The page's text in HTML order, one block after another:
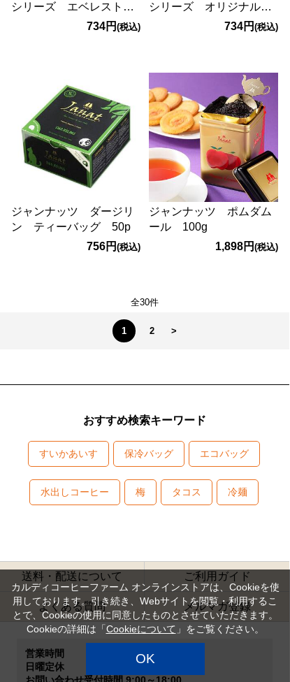
シリーズ エベレストチ
734円(税込)
シリーズ オリジナルア
ールグレイ 25p734円 (税込)
ジャンナッツ ダージリ
ン ティーバッグ 50p
756円(税込)
ジャンナッツ ポムダム
ール 100g
1,898円 (税込)
全30件
1 2 >
おすすめ検索キーワード
すいかあいす 保冷バッグ エコバッグ
水出しコーヒー 梅 タコス 冷麺
送料・配送について ご利用ガイド
よくある質問 メルマガ登録
営業時間
日曜定休
カルディコーヒーファーム オンラインストアは、Cookieを使
用しております。引き続き、Webサイトを閲覧・利用するこ
とで、Cookieの使用に同意したものとさせていただきます。
Cookieの詳細は「 Cookieについて 」をご覧ください。
OK